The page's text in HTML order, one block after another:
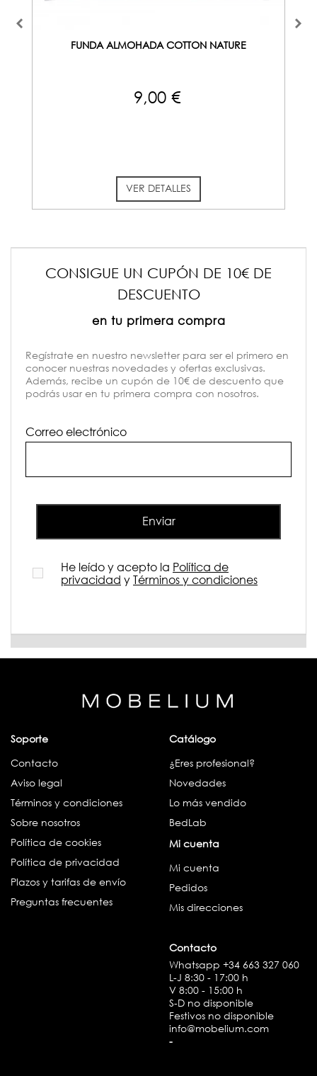
FUNDA ALMOHADA COTTON NATURE
9,00 €
VER DETALLES
CONSIGUE UN CUPÓN DE 10€ DE
DESCUENTO
en tu primera compra
Regístrate en nuestro newsletter para ser el primero en
conocer nuestras novedades y ofertas exclusivas.
Además, recibe un cupón de 10€ de descuento que
podrás usar en tu primera compra con nosotros.
Correo electrónico
Enviar
He leído y acepto la Política de
privacidad yTérminos y condiciones
Soporte
Contacto
Aviso legal
Términos y condiciones
Sobre nosotros
Política de cookies
Política de privacidad
Plazos y tarifas de envío
Preguntas frecuentes
Catálogo
¿Eres profesional?
Novedades
Lo más vendido
BedLab
Mi cuenta
Mi cuenta
Pedidos
Mis direcciones
Contacto
Whatsapp +34 663 327 060
L-J 8:30 - 17:00 h
V 8:00 - 15:00 h
S-D no disponible
Festivos no disponible
info@mobelium.com
-